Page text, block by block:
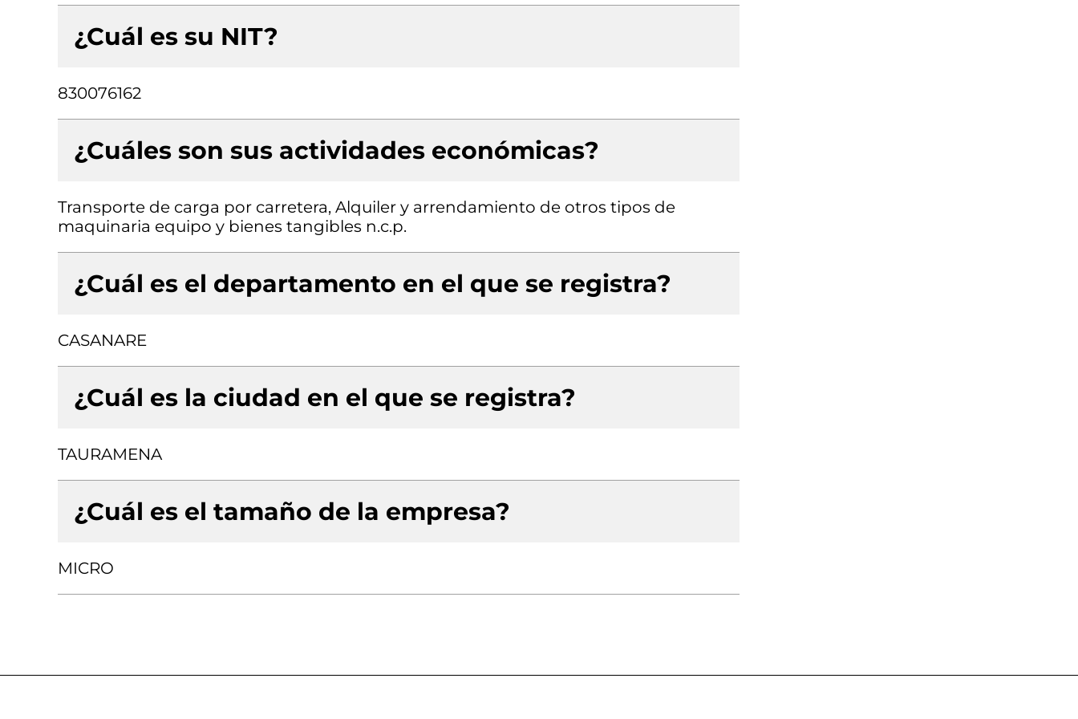
¿Cuál es su NIT?
830076162
¿Cuáles son sus actividades económicas?
Transporte de carga por carretera, Alquiler y arrendamiento de otros tipos de
maquinaria equipo y bienes tangibles n.c.p.
¿Cuál es el departamento en el que se registra?
CASANARE
¿Cuál es la ciudad en el que se registra?
TAURAMENA
¿Cuál es el tamaño de la empresa?
MICRO